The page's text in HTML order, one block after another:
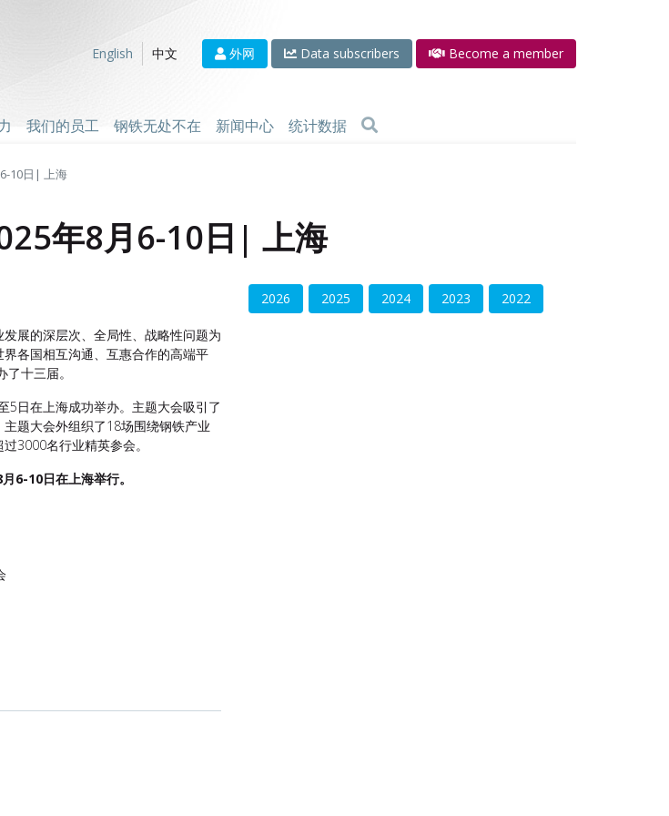
English
中文 外网 Data subscribers Become a member
我们的员工 钢铁无处不在 新闻中心 统计数据
10日| 上海
年8月6-10日| 上海
展的深层次、全局性、战略性问题为
各国相互沟通、互惠合作的高端平
十三届。
5日在上海成功举办。主题大会吸引了
题大会外组织了18场围绕钢铁产业
3000名行业精英参会。
6-10日在上海举行。
2026 2025 2024 2023 2022